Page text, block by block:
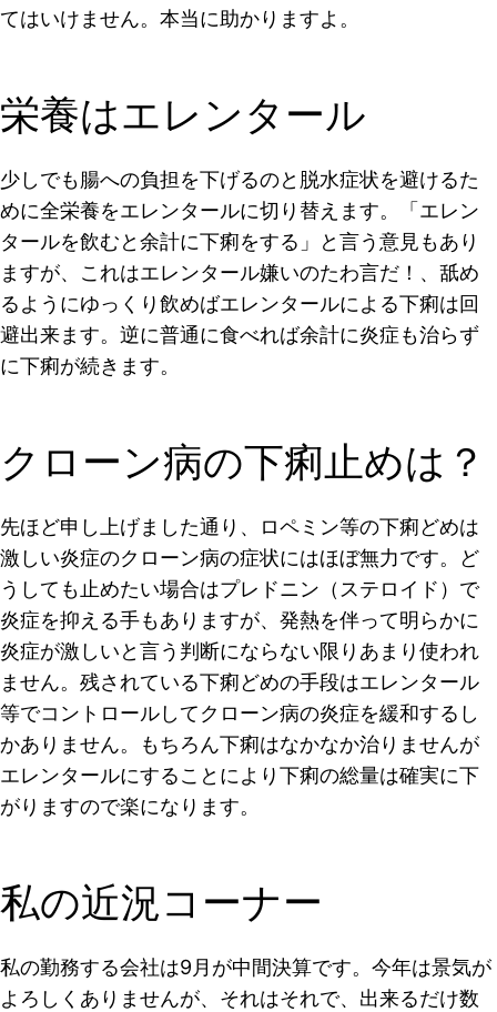
てはいけません。本当に助かりますよ。
栄養はエレンタール
少しでも腸への負担を下げるのと脱水症状を避けるた
めに全栄養をエレンタールに切り替えます。「 エレン
タールを飲むと余計に下痢をする 」と言う意見もあり
ますが、これはエレンタール嫌いのたわ言だ！、舐め
るようにゆっくり飲めばエレンタールによる下痢は回
避出来ます。逆に普通に食べれば余計に炎症も治らず
に下痢が続きます。
クローン病の下痢止めは？
先ほど申し上げました通り、ロペミン等の下痢どめは
激しい炎症のクローン病の症状にはほぼ無力です。ど
うしても止めたい場合はプレドニン（ステロイド）で
炎症を抑える手もありますが、発熱を伴って明らかに
炎症が激しいと言う判断にならない限りあまり使われ
ません。残されている下痢どめの手段はエレンタール
等でコントロールしてクローン病の炎症を緩和するし
かありません。もちろん下痢はなかなか治りませんが
エレンタールにすることにより下痢の総量は確実に下
がりますので楽になります。
私の近況コーナー
私の勤務する会社は9月が中間決算です。今年は景気が
よろしくありませんが、それはそれで、出来るだけ数